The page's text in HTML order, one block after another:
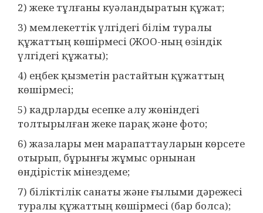
2) жеке тұлғаны куәландыратын құжат;
3) мемлекеттік үлгідегі білім туралы
құжаттың көшірмесі (ЖОО-ның өзіндік
үлгідегі құжаты);
4) еңбек қызметін растайтын құжаттың
көшірмесі;
5) кадрларды есепке алу жөніндегі
толтырылған жеке парақ және фото;
6) жазалары мен марапаттауларын көрсете
отырып, бұрынғы жұмыс орнынан
өндірістік мінездеме;
7) біліктілік санаты және ғылыми дәрежесі
туралы құжаттың көшірмесі (бар болса);